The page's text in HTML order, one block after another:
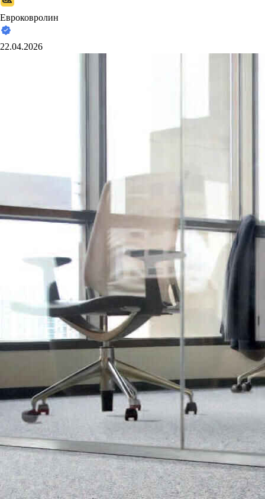
Евроковролин
22.04.2026